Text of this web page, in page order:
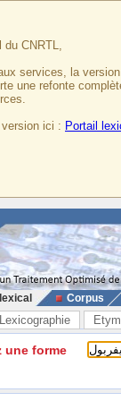
du CNRTL,
services, la
une refonte
ici : Portail
Corpus
Lexicographie
une forme